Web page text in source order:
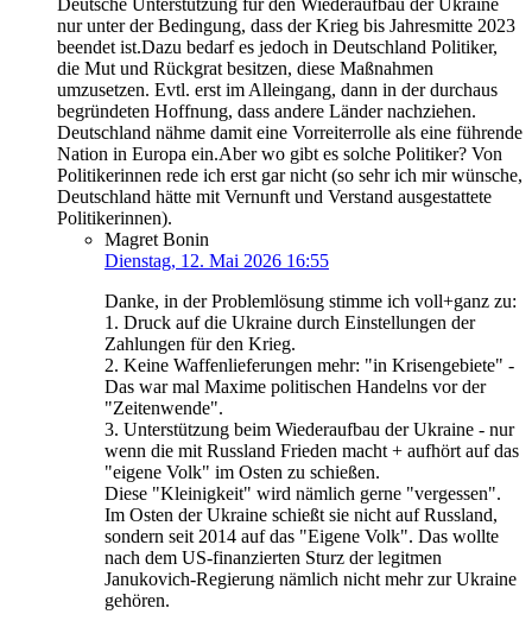
nur unter der Bedingung, dass der Krieg bis Jahresmitte 2023
beendet ist.Dazu bedarf es jedoch in Deutschland Politiker,
die Mut und Rückgrat besitzen, diese Maßnahmen
umzusetzen. Evtl. erst im Alleingang, dann in der durchaus
begründeten Hoffnung, dass andere Länder nachziehen.
Deutschland nähme damit eine Vorreiterrolle als eine führende
Nation in Europa ein.Aber wo gibt es solche Politiker? Von
Politikerinnen rede ich erst gar nicht (so sehr ich mir wünsche,
Deutschland hätte mit Vernunft und Verstand ausgestattete
Politikerinnen).
Magret Bonin
Dienstag, 12. Mai 2026 16:55
Danke, in der Problemlösung stimme ich voll+ganz zu:
1. Druck auf die Ukraine durch Einstellungen der
Zahlungen für den Krieg.
2. Keine Waffenlieferungen mehr: "in Krisengebiete" -
Das war mal Maxime politischen Handelns vor der
"Zeitenwende".
3. Unterstützung beim Wiederaufbau der Ukraine - nur
wenn die mit Russland Frieden macht + aufhört auf das
"eigene Volk" im Osten zu schießen.
Diese "Kleinigkeit" wird nämlich gerne "vergessen".
Im Osten der Ukraine schießt sie nicht auf Russland,
sondern seit 2014 auf das "Eigene Volk". Das wollte
nach dem US-finanzierten Sturz der legitmen
Janukovich-Regierung nämlich nicht mehr zur Ukraine
gehören.